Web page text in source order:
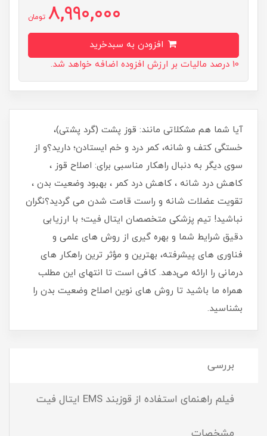
8,990,000 تومان
10 درصد مالیات بر ارزش افزوده اضافه خواهد شد.
آیا شما هم مشکلاتی مانند: قوز پشت (گرد پشتی)،
خستگی کتف و شانه، کمر درد و خم ایستادن؛ دارید؟و از
سوی دیگر به دنبال راهکار مناسبی برای: اصلاح قوز ،
کاهش درد شانه ، کاهش درد کمر ، بهبود وضعیت بدن ،
تقویت عضلات شانه و راست قامت شدن می گردید؟نگران
نباشید! تیم پزشکی متخصصان ایتال فیت؛ با ارزیابی
دقیق شرایط شما و بهره ‌گیری از روش‌ های علمی و
فناوری‌ های پیشرفته، بهترین و مؤثر ترین راهکار های
درمانی را ارائه می‌دهد. کافی است تا انتهای این مطلب
همراه ما باشید تا روش های نوین اصلاح وضعیت بدن را
بشناسید.
بررسی
فیلم راهنمای استفاده از قوزبند EMS ایتال فیت